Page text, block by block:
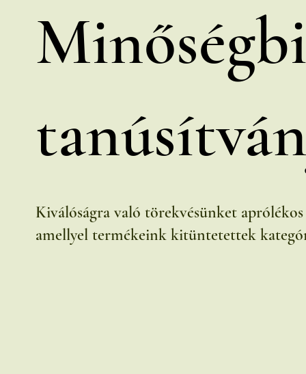
Kiválóságra való törekvésünket
amellyel termékeink kitüntetettek